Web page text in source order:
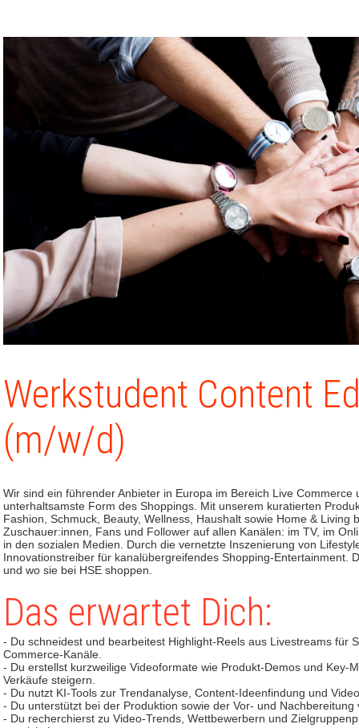
Werkstudent Content
(m/w/d)
Wir sind ein führender Anbieter in Europa im Bereich Live
unterhaltsamste Form des Shoppings. Mit unserem kuratierten
Fashion, Schmuck, Beauty, Wellness, Haushalt sowie Home & Living
Zuschauer:innen, Fans und Follower auf allen Kanälen: im TV, im
in den sozialen Medien. Durch die vernetzte Inszenierung von
Innovationstreiber für kanalübergreifendes Shopping-Entertainment.
und wo sie bei HSE shoppen.
Das erwartet Dich:
- Du schneidest und bearbeitest Highlight-Reels aus Livestreams für
Commerce-Kanäle.
- Du erstellst kurzweilige Videoformate wie Produkt-Demos und Key-
Verkäufe steigern.
- Du nutzt KI-Tools zur Trendanalyse, Content-Ideenfindung und
- Du unterstützt bei der Produktion sowie der Vor- und
- Du recherchierst zu Video-Trends, Wettbewerbern und